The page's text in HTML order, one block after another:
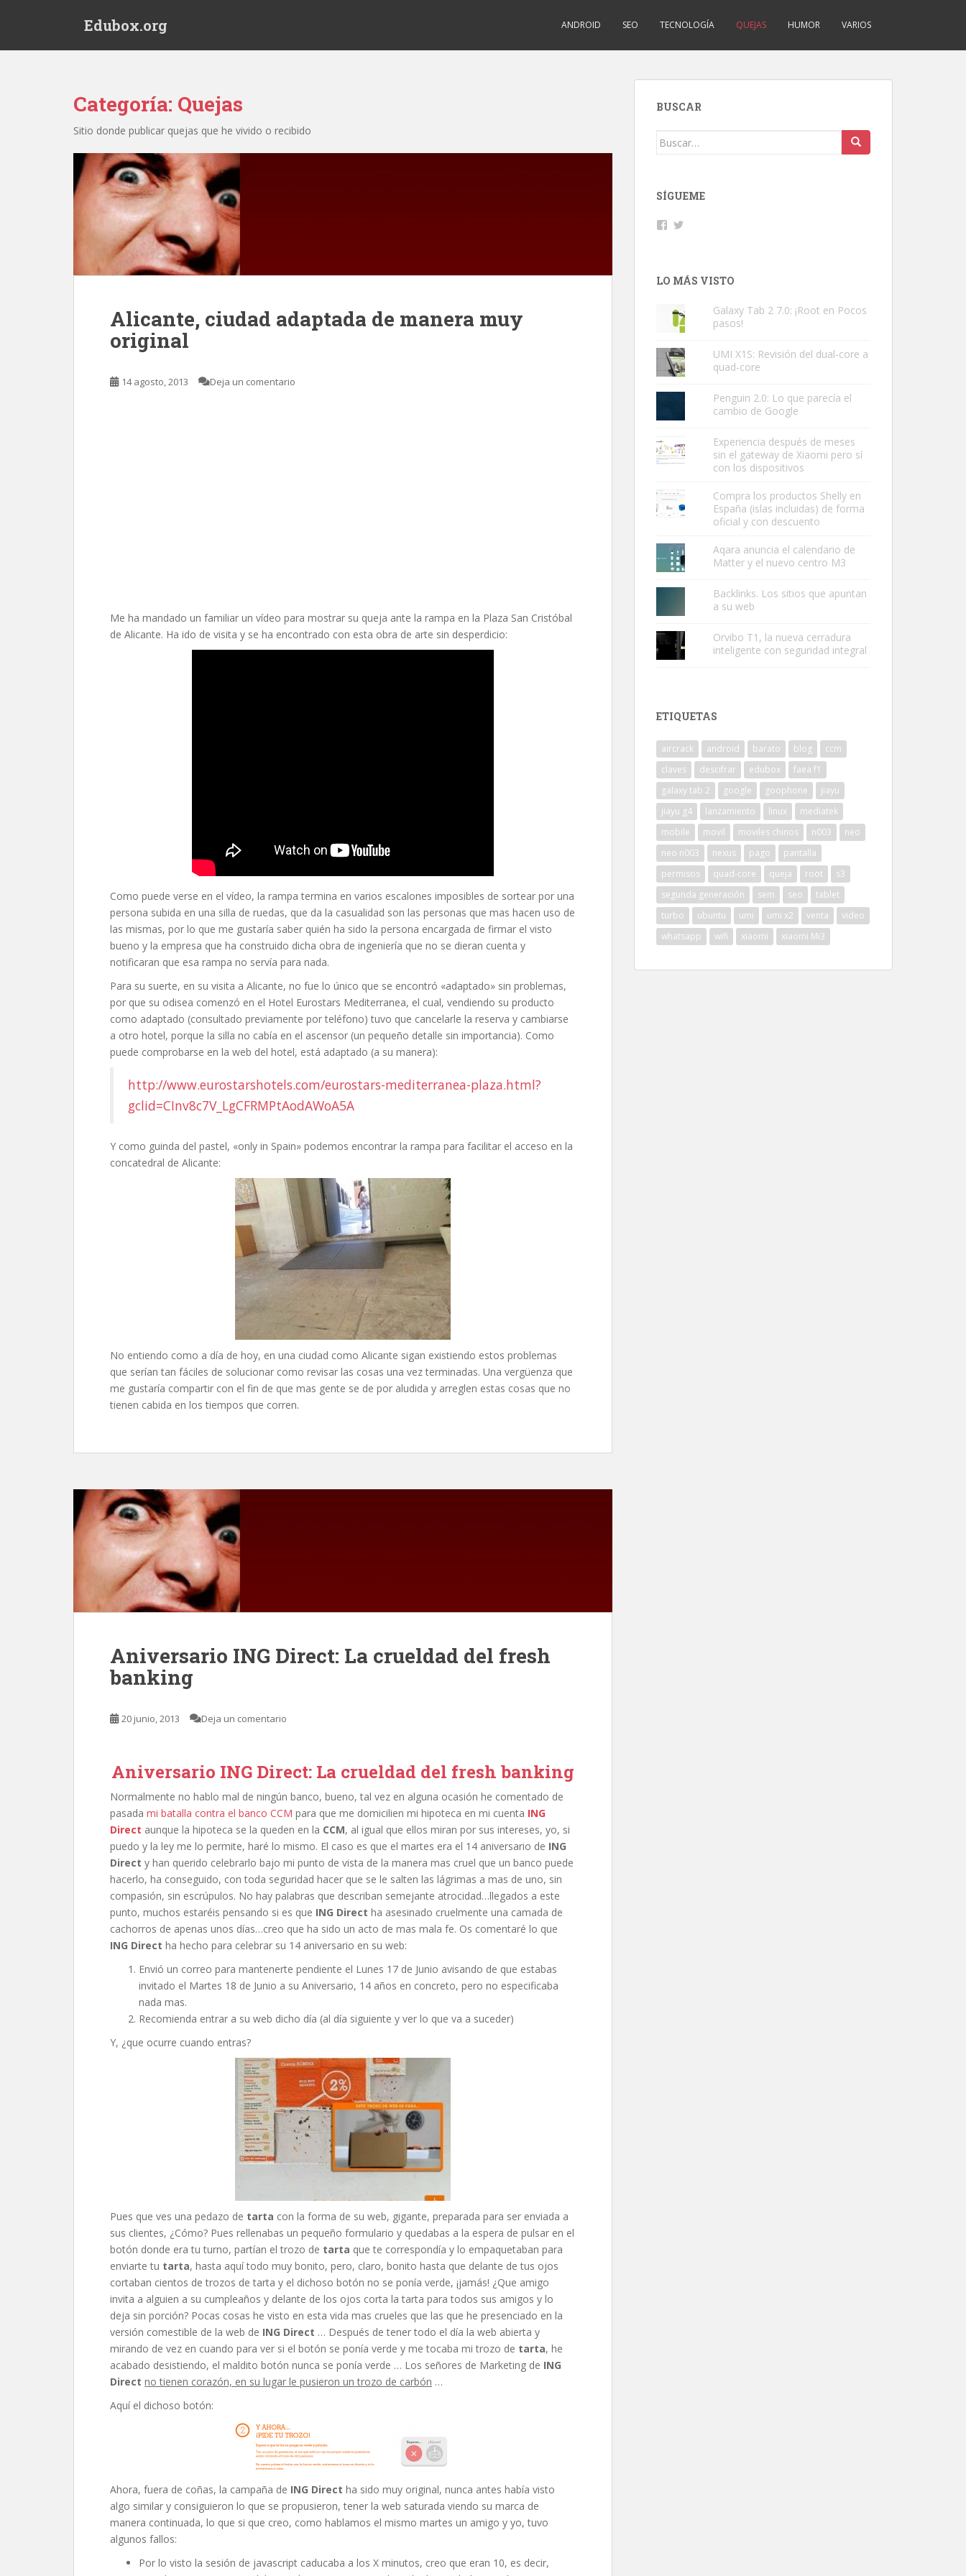
Edubox.org ANDROID SEO TECNOLOGÍA QUEJAS HUMOR VARIOS
Categoría: Quejas
Sitio donde publicar quejas que he vivido o recibido
Alicante, ciudad adaptada de manera muy
original
14 agosto, 2013 Deja un comentario
Me ha mandado un familiar un vídeo para mostrar su queja ante la rampa en la Plaza San Cristóbal
de Alicante. Ha ido de visita y se ha encontrado con esta obra de arte sin desperdicio:
Como puede verse en el vídeo, la rampa termina en varios escalones imposibles de sortear por una
persona subida en una silla de ruedas, que da la casualidad son las personas que mas hacen uso de
las mismas, por lo que me gustaría saber quién ha sido la persona encargada de firmar el visto
bueno y la empresa que ha construido dicha obra de ingeniería que no se dieran cuenta y
notificaran que esa rampa no servía para nada.
Para su suerte, en su visita a Alicante, no fue lo único que se encontró «adaptado» sin problemas,
por que su odisea comenzó en el Hotel Eurostars Mediterranea, el cual, vendiendo su producto
como adaptado (consultado previamente por teléfono) tuvo que cancelarle la reserva y cambiarse
a otro hotel, porque la silla no cabía en el ascensor (un pequeño detalle sin importancia). Como
puede comprobarse en la web del hotel, está adaptado (a su manera):
http://www.eurostarshotels.com/eurostars-mediterranea-plaza.html?
gclid=CInv8c7V_LgCFRMPtAodAWoA5A
Y como guinda del pastel, «only in Spain» podemos encontrar la rampa para facilitar el acceso en la
concatedral de Alicante:
No entiendo como a día de hoy, en una ciudad como Alicante sigan existiendo estos problemas
que serían tan fáciles de solucionar como revisar las cosas una vez terminadas. Una vergüenza que
me gustaría compartir con el fin de que mas gente se de por aludida y arreglen estas cosas que no
tienen cabida en los tiempos que corren.
Aniversario ING Direct: La crueldad del fresh
banking
20 junio, 2013 Deja un comentario
Aniversario ING Direct: La crueldad del fresh banking
Normalmente no hablo mal de ningún banco, bueno, tal vez en alguna ocasión he comentado de
pasada mi batalla contra el banco CCM para que me domicilien mi hipoteca en mi cuenta ING
Direct aunque la hipoteca se la queden en la CCM, al igual que ellos miran por sus intereses, yo, si
puedo y la ley me lo permite, haré lo mismo. El caso es que el martes era el 14 aniversario de ING
Direct y han querido celebrarlo bajo mi punto de vista de la manera mas cruel que un banco puede
hacerlo, ha conseguido, con toda seguridad hacer que se le salten las lágrimas a mas de uno, sin
compasión, sin escrúpulos. No hay palabras que describan semejante atrocidad…llegados a este
punto, muchos estaréis pensando si es que ING Direct ha asesinado cruelmente una camada de
cachorros de apenas unos días…creo que ha sido un acto de mas mala fe. Os comentaré lo que
ING Direct ha hecho para celebrar su 14 aniversario en su web:
Envió un correo para mantenerte pendiente el Lunes 17 de Junio avisando de que estabas
invitado el Martes 18 de Junio a su Aniversario, 14 años en concreto, pero no especificaba
nada mas.
Recomienda entrar a su web dicho día (al día siguiente y ver lo que va a suceder)
Y, ¿que ocurre cuando entras?
Pues que ves una pedazo de tarta con la forma de su web, gigante, preparada para ser enviada a
sus clientes, ¿Cómo? Pues rellenabas un pequeño formulario y quedabas a la espera de pulsar en el
botón donde era tu turno, partían el trozo de tarta que te correspondía y lo empaquetaban para
enviarte tu tarta, hasta aquí todo muy bonito, pero, claro, bonito hasta que delante de tus ojos
cortaban cientos de trozos de tarta y el dichoso botón no se ponía verde, ¡jamás! ¿Que amigo
invita a alguien a su cumpleaños y delante de los ojos corta la tarta para todos sus amigos y lo
deja sin porción? Pocas cosas he visto en esta vida mas crueles que las que he presenciado en la
versión comestible de la web de ING Direct … Después de tener todo el día la web abierta y
mirando de vez en cuando para ver si el botón se ponía verde y me tocaba mi trozo de tarta, he
acabado desistiendo, el maldito botón nunca se ponía verde … Los señores de Marketing de ING
Direct no tienen corazón, en su lugar le pusieron un trozo de carbón …
Aquí el dichoso botón:
Ahora, fuera de coñas, la campaña de ING Direct ha sido muy original, nunca antes había visto
algo similar y consiguieron lo que se propusieron, tener la web saturada viendo su marca de
manera continuada, lo que si que creo, como hablamos el mismo martes un amigo y yo, tuvo
algunos fallos:
Por lo visto la sesión de javascript caducaba a los X minutos, creo que eran 10, es decir,
BUSCAR
Buscar:
SÍGUEME
Facebook
LO MÁS VISTO
Galaxy Tab 2 7.0: ¡Root en Pocos
pasos!
UMI X1S: Revisión del dual-core a
quad-core
Penguin 2.0: Lo que parecía el
cambio de Google
Experiencia después de meses
sin el gateway de Xiaomi pero sí
con los dispositivos
Compra los productos Shelly en
España (islas incluidas) de forma
oficial y con descuento
Aqara anuncia el calendario de
Matter y el nuevo centro M3
Backlinks. Los sitios que apuntan
a su web
Orvibo T1, la nueva cerradura
inteligente con seguridad integral
ETIQUETAS
aircrack android barato blog
ccm
claves
descifrar edubox
faea f1
galaxy tab 2
google goophone
jiayu
jiayu g4
lanzamiento linux
mediatek
mobile
movil moviles chinos n003
neo
neo n003
nexus pago
pantalla
permisos
quad-core queja root
s3
segunda generación
sem seo
tablet
turbo
ubuntu umi umi x2 venta
video
whatsapp
wifi xiaomi xiaomi Mi3